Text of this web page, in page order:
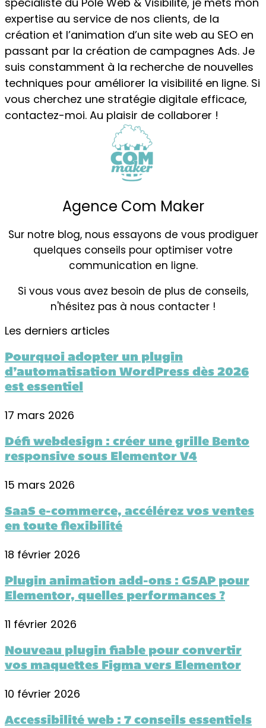
expertise au service de nos clients, de la
création et l’animation d’un site web au SEO en
passant par la création de campagnes Ads. Je
suis constamment à la recherche de nouvelles
techniques pour améliorer la visibilité en ligne. Si
vous cherchez une stratégie digitale efficace,
contactez-moi. Au plaisir de collaborer !
Agence Com Maker
Sur notre blog, nous essayons de vous prodiguer
quelques conseils pour optimiser votre
communication en ligne.
Si vous vous avez besoin de plus de conseils,
n'hésitez pas à nous contacter !
Les derniers articles
Pourquoi adopter un plugin
d’automatisation WordPress dès 2026
est essentiel
17 mars 2026
Défi webdesign : créer une grille Bento
responsive sous Elementor V4
15 mars 2026
SaaS e-commerce, accélérez vos ventes
en toute flexibilité
18 février 2026
Plugin animation add-ons : GSAP pour
Elementor, quelles performances ?
11 février 2026
Nouveau plugin fiable pour convertir
vos maquettes Figma vers Elementor
10 février 2026
Accessibilité web : 7 conseils essentiels